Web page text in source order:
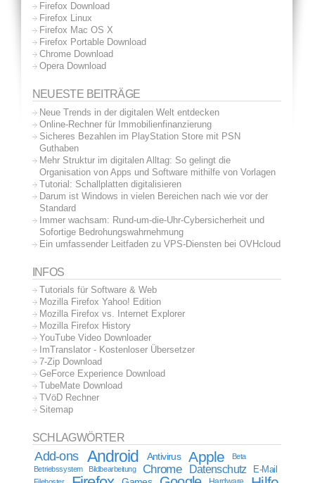
Firefox Download
Firefox Linux
Firefox Mac OS X
Firefox Portable Download
Chrome Download
Opera Download
NEUESTE BEITRÄGE
Neue Trends in der digitalen Welt entdecken
Online-Rechner für Immobilienfinanzierung
Sicheres Bezahlen im PlayStation Store mit PSN
Guthaben
Mehr Struktur im digitalen Alltag: So gelingt die
Organisation von Apps und Software mithilfe von Vorlagen
Tutorial: Schallplatten digitalisieren
Darum ist Windows in vielen Bereichen nach wie vor der
Standard
Immer wachsam: Rund-um-die-Uhr-Cybersicherheit und
Sofortige Bedrohungswahrnehmung
Ein umfassender Leitfaden zu VPS-Diensten bei OVHcloud
INFOS
Tutorials für Software & Web
Mozilla Firefox Yahoo! Edition
Mozilla Firefox vs. Internet Explorer
Mozilla Firefox History
YouTube Video Downloader
ImTranslator - Kostenloser Übersetzer
7-Zip Download
GeForce Experience Download
TubeMate Download
TVöD Rechner
Sitemap
SCHLAGWÖRTER
Add-ons Android Antivirus Apple
Beta
Betriebssystem
Bildbearbeitung Chrome Datenschutz E-Mail